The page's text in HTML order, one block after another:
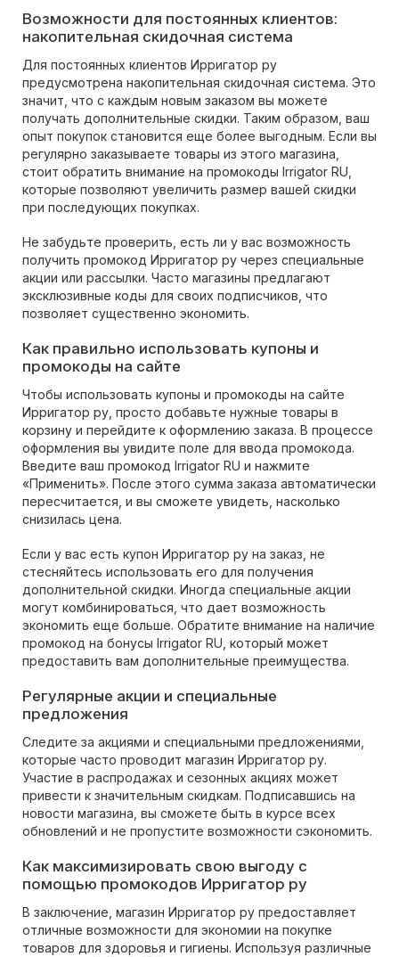
Возможности для постоянных клиентов:
накопительная скидочная система
Для постоянных клиентов Ирригатор ру
предусмотрена накопительная скидочная система. Это
значит, что с каждым новым заказом вы можете
получать дополнительные скидки. Таким образом, ваш
опыт покупок становится еще более выгодным. Если вы
регулярно заказываете товары из этого магазина,
стоит обратить внимание на промокоды Irrigator RU,
которые позволяют увеличить размер вашей скидки
при последующих покупках.
Не забудьте проверить, есть ли у вас возможность
получить промокод Ирригатор ру через специальные
акции или рассылки. Часто магазины предлагают
эксклюзивные коды для своих подписчиков, что
позволяет существенно экономить.
Как правильно использовать купоны и
промокоды на сайте
Чтобы использовать купоны и промокоды на сайте
Ирригатор ру, просто добавьте нужные товары в
корзину и перейдите к оформлению заказа. В процессе
оформления вы увидите поле для ввода промокода.
Введите ваш промокод Irrigator RU и нажмите
«Применить». После этого сумма заказа автоматически
пересчитается, и вы сможете увидеть, насколько
снизилась цена.
Если у вас есть купон Ирригатор ру на заказ, не
стесняйтесь использовать его для получения
дополнительной скидки. Иногда специальные акции
могут комбинироваться, что дает возможность
экономить еще больше. Обратите внимание на наличие
промокод на бонусы Irrigator RU, который может
предоставить вам дополнительные преимущества.
Регулярные акции и специальные
предложения
Следите за акциями и специальными предложениями,
которые часто проводит магазин Ирригатор ру.
Участие в распродажах и сезонных акциях может
привести к значительным скидкам. Подписавшись на
новости магазина, вы сможете быть в курсе всех
обновлений и не пропустите возможности сэкономить.
Как максимизировать свою выгоду с
помощью промокодов Ирригатор ру
В заключение, магазин Ирригатор ру предоставляет
отличные возможности для экономии на покупке
товаров для здоровья и гигиены. Используя различные